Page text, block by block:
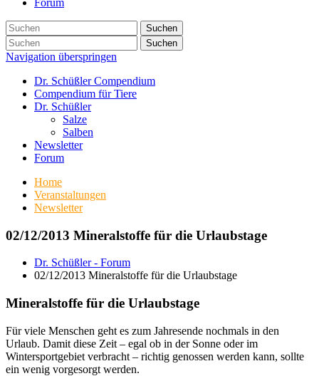
Suchen
Suchen
Navigation überspringen
Dr. Schüßler Compendium
Compendium für Tiere
Dr. Schüßler
Salze
Salben
Newsletter
Forum
Home
Veranstaltungen
Newsletter
02/12/2013 Mineralstoffe für die Urlaubstage
Dr. Schüßler - Forum
02/12/2013 Mineralstoffe für die Urlaubstage
Mineralstoffe für die Urlaubstage
Für viele Menschen geht es zum Jahresende nochmals in den
Urlaub. Damit diese Zeit – egal ob in der Sonne oder im
Wintersportgebiet verbracht – richtig genossen werden kann, sollte
ein wenig vorgesorgt werden.